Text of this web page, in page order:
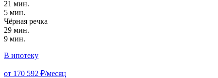
21 мин.
5 мин.
Чёрная речка
29 мин.
9 мин.
В ипотеку
от 170 592 ₽/месяц